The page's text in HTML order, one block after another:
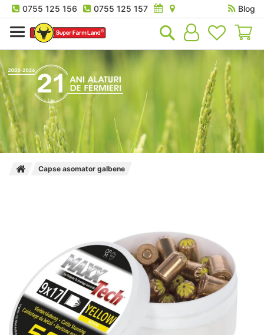
0755 125 156 0755 125 157
Blog
Capse asomator galbene